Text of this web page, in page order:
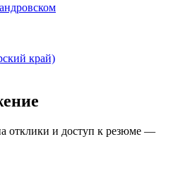
край)
отклики и доступ к резюме —